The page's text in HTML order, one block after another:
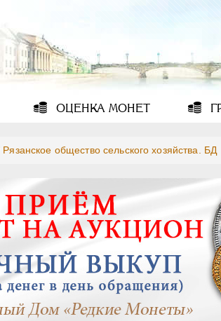
ОЦЕНКА МОНЕТ
Рязанское общество сельского хозяйства. БД